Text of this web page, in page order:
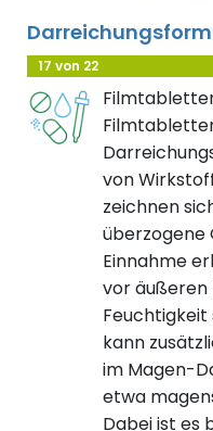
Darreichungsform
17 von 22
von
zeichnen
überzogene
Einnahme
vor äußeren
Feuchtigkeit
kann
im Magen-
etwa
Dabei ist es